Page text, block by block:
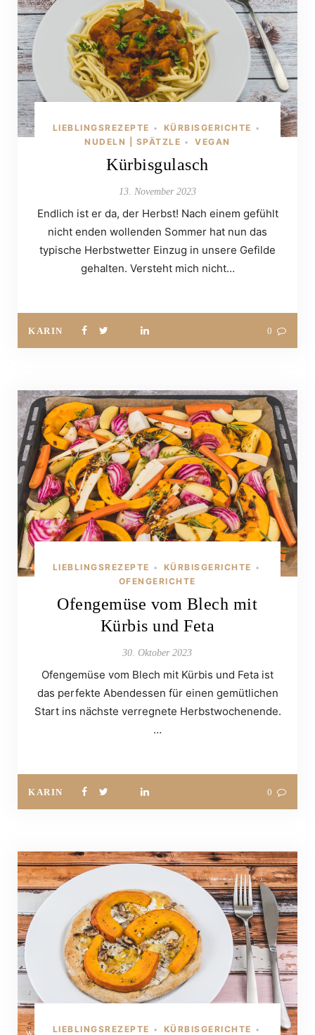
LIEBLINGSREZEPTE • KÜRBISGERICHTE •
NUDELN | SPÄTZLE • VEGAN
Kürbisgulasch
13. November 2023
Endlich ist er da, der Herbst! Nach einem gefühlt
nicht enden wollenden Sommer hat nun das
typische Herbstwetter Einzug in unsere Gefilde
gehalten. Versteht mich nicht…
KARIN 0
LIEBLINGSREZEPTE • KÜRBISGERICHTE •
OFENGERICHTE
Ofengemüse vom Blech mit
Kürbis und Feta
30. Oktober 2023
Ofengemüse vom Blech mit Kürbis und Feta ist
das perfekte Abendessen für einen gemütlichen
Start ins nächste verregnete Herbstwochenende.
…
KARIN 0
LIEBLINGSREZEPTE • KÜRBISGERICHTE •